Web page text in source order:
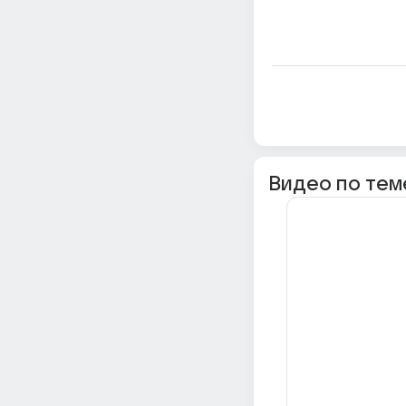
Видео по